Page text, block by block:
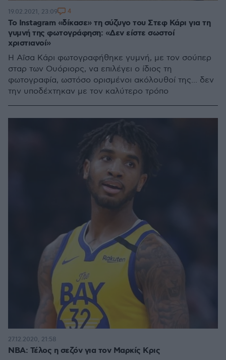
Το Instagram «δίκασε» τη σύζυγο του Στεφ Κάρι για τη
γυμνή της φωτογράφηση: «Δεν είστε σωστοί
χριστιανοί»
Η Αΐσα Κάρι φωτογραφήθηκε γυμνή, με τον σούπερ
σταρ των Ουόριορς, να επιλέγει ο ίδιος τη
φωτογραφία, ωστόσο ορισμένοι ακόλουθοί της... δεν
την υποδέχτηκαν με τον καλύτερο τρόπο
19.02.2021, 23:09 4
ΝΒΑ: Τέλος η σεζόν για τον Μαρκίς Κρις
27.12.2020, 21:58